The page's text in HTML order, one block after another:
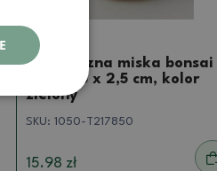
Mini miski
Ceramiczna miska bonsai
4,5 x 4,5 x 2,5 cm, kolor
zielony
SKU:1050-T217850
15.98 zł